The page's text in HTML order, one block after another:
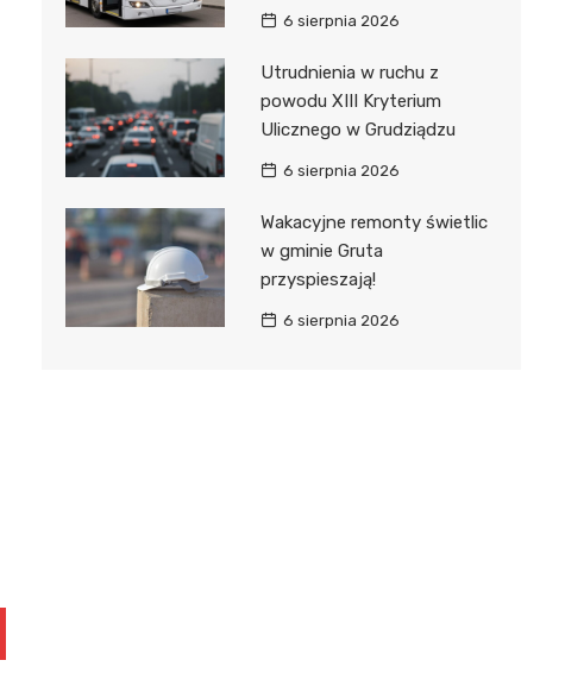
6 sierpnia 2026
Utrudnienia w ruchu z
powodu XIII Kryterium
Ulicznego w Grudziądzu
6 sierpnia 2026
Wakacyjne remonty świetlic
w gminie Gruta
przyspieszają!
6 sierpnia 2026